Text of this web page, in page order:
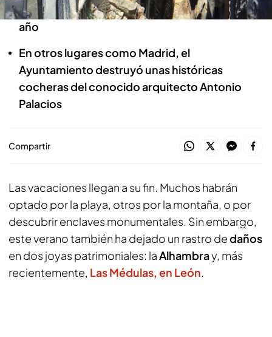
lugar que visitan unos 300.000 turistas cada
año
En otros lugares como Madrid, el
Ayuntamiento destruyó unas históricas
cocheras del conocido arquitecto Antonio
Palacios
Compartir
Las vacaciones llegan a su fin. Muchos habrán
optado por la playa, otros por la montaña, o por
descubrir enclaves monumentales. Sin embargo,
este verano también ha dejado un rastro dedaños
en dos joyas patrimoniales: laAlhambray, más
recientemente, Las Médulas, en León.